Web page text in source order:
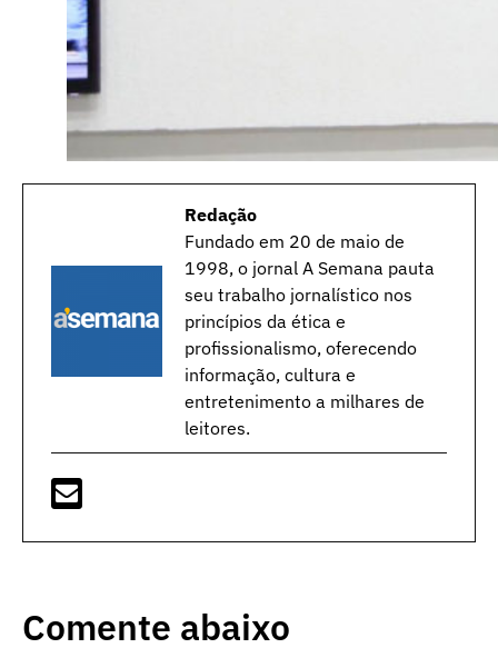
Redação
Fundado em 20 de maio de
1998, o jornal A Semana pauta
seu trabalho jornalístico nos
princípios da ética e
profissionalismo, oferecendo
informação, cultura e
entretenimento a milhares de
leitores.
Comente abaixo